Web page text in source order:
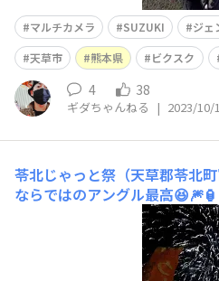
マルチカメラ SUZUKI ジェ
天草市
熊本県 ビクスク
4 38
ギダちゃんねる | 2023/10/
苓北じゃっと祭（天草郡苓北
ならではのアングル最高
苓北じゃっと祭にて